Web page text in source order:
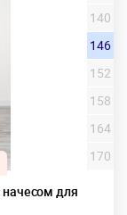
для
140
146
152
158
164
170